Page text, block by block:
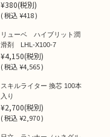
¥380(税別)
(税込¥418 )
リューベ ハイブリット潤
滑剤 LHL-X100-7
¥4,150(税別)
(税込¥4,565 )
スキルライター 換芯 100本
入り
¥2,700(税別)
(税込¥2,970 )